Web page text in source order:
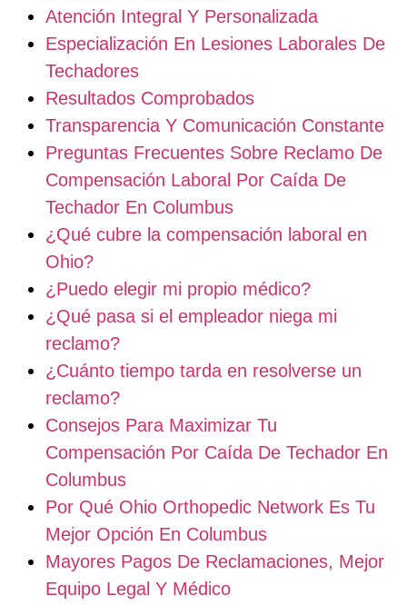
Atención Integral Y Personalizada
Especialización En Lesiones Laborales De
Techadores
Resultados Comprobados
Transparencia Y Comunicación Constante
Preguntas Frecuentes Sobre Reclamo De
Compensación Laboral Por Caída De
Techador En Columbus
¿Qué cubre la compensación laboral en
Ohio?
¿Puedo elegir mi propio médico?
¿Qué pasa si el empleador niega mi
reclamo?
¿Cuánto tiempo tarda en resolverse un
reclamo?
Consejos Para Maximizar Tu
Compensación Por Caída De Techador En
Columbus
Por Qué Ohio Orthopedic Network Es Tu
Mejor Opción En Columbus
Mayores Pagos De Reclamaciones, Mejor
Equipo Legal Y Médico